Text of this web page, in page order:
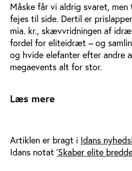
Måske får vi aldrig svaret,
fejes til side. Dertil er
mia. kr., skævvridningen af
fordel for eliteidræt – og
og hvide elefanter efter andre
megaevents alt for stor.
Læs mere
Artiklen er bragt i Idans
Idans notat 'Skaber elite